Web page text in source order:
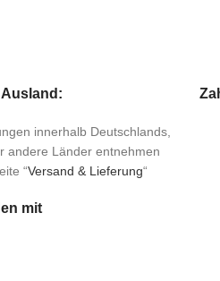
innerhalb Deutschlands,
andere Länder entnehmen
“Versand & Lieferung“
mit